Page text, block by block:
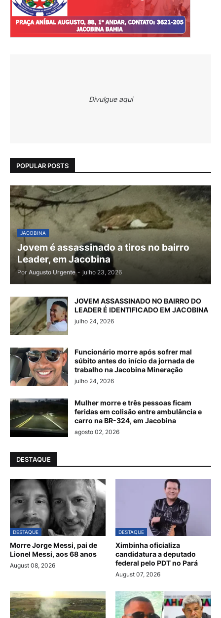
Divulgue aqui
POPULAR POSTS
JACOBINA
Jovem é assassinado a tiros no bairro
Leader, em Jacobina
Por Augusto Urgente - julho 23, 2026
JOVEM ASSASSINADO NO BAIRRO DO
LEADER É IDENTIFICADO EM JACOBINA
julho 24, 2026
Funcionário morre após sofrer mal
súbito antes do início da jornada de
trabalho na Jacobina Mineração
julho 24, 2026
Mulher morre e três pessoas ficam
feridas em colisão entre ambulância e
carro na BR-324, em Jacobina
agosto 02, 2026
DESTAQUE
DESTAQUE
Morre Jorge Messi, pai de
Lionel Messi, aos 68 anos
August 08, 2026
DESTAQUE
Ximbinha oficializa
candidatura a deputado
federal pelo PDT no Pará
August 07, 2026